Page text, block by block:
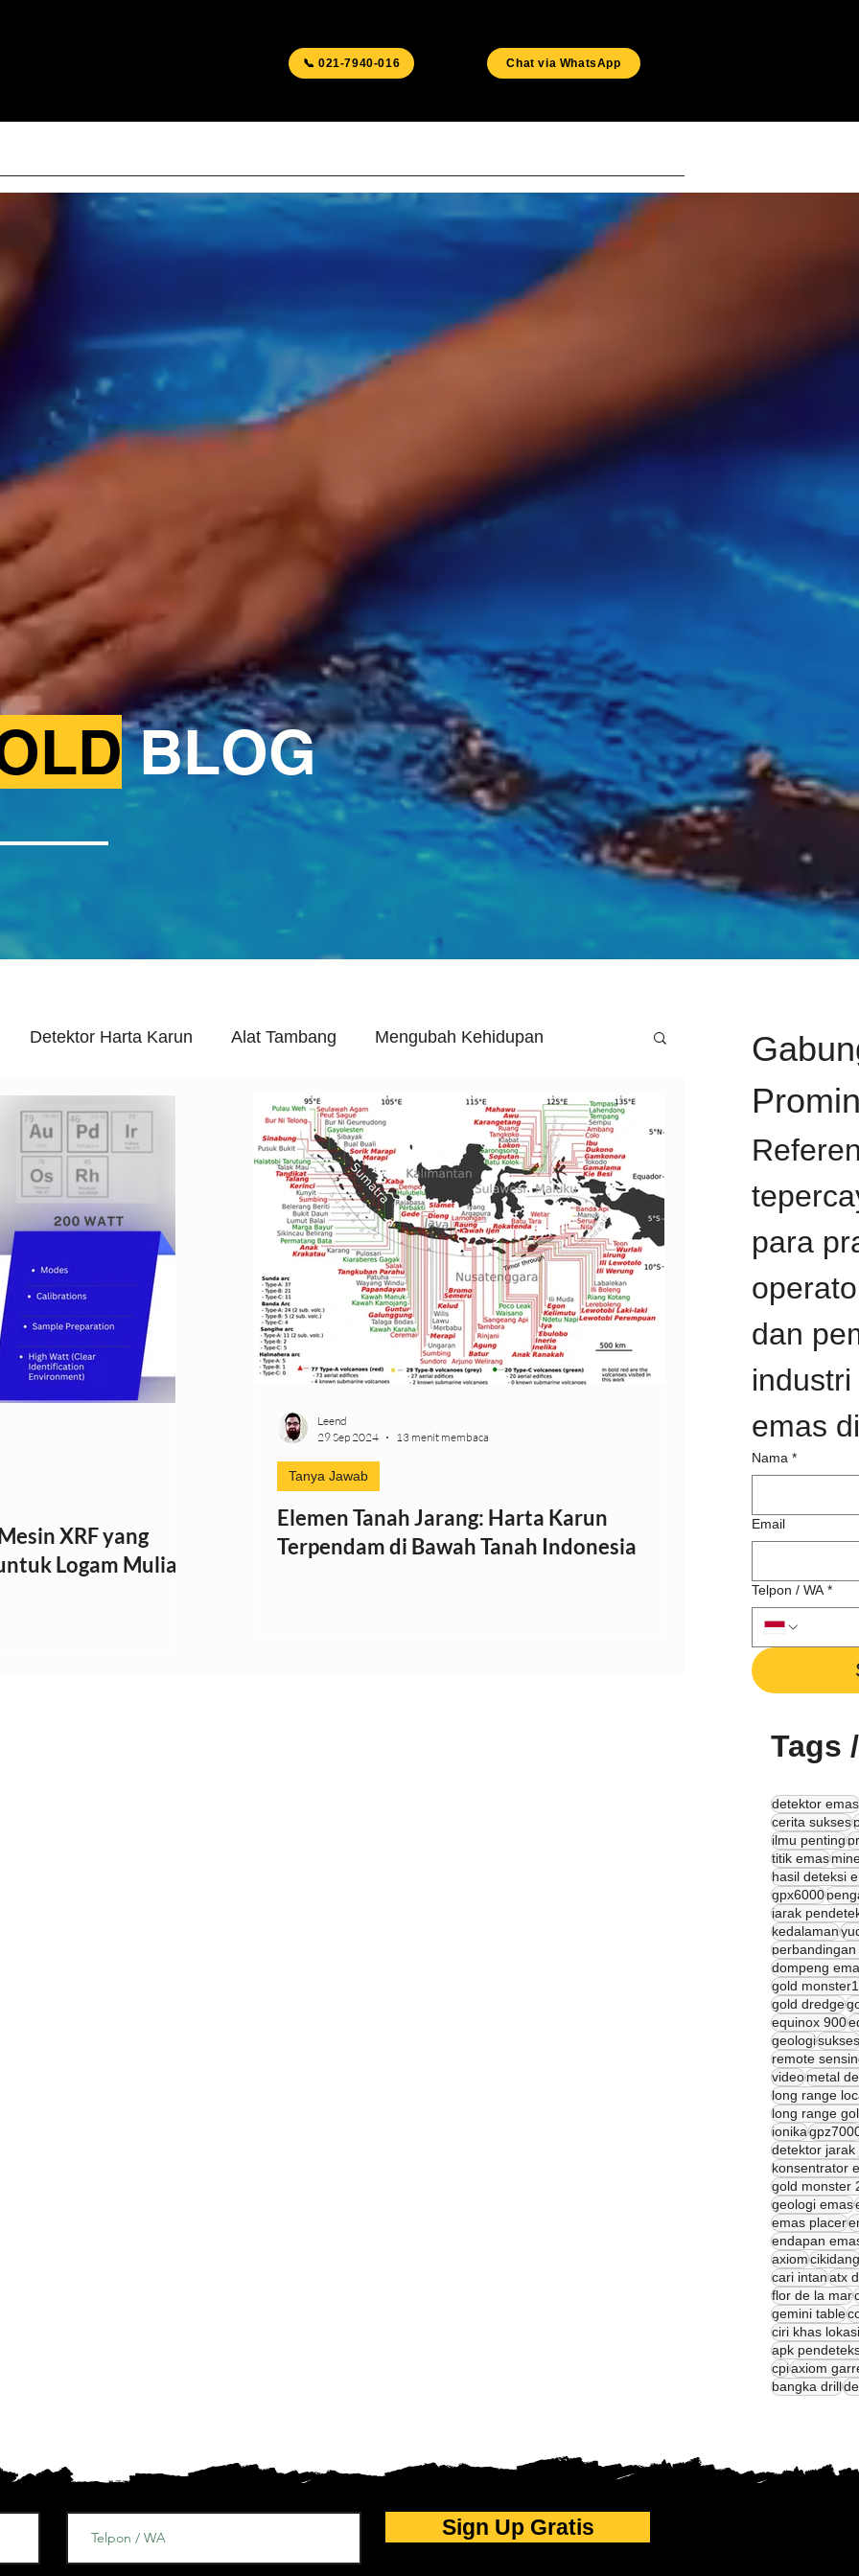
📞 021-7940-016 Chat via WhatsApp
BLOG
Detektor Harta Karun Alat Tambang Mengubah Kehidupan
Post Penting Garrett Nokta
Aksesoris Acara & Latihan Wawancara
Detektor Detektor Logam Definisi Jelas Pilihan Detektor
Tegas / Warning Kegiatan Lapangan Jarak Pendeteksian
XRF yang
Logam Mulia
Elemen Tanah Jarang: Harta Karun
Terpendam di Bawah Tanah Indonesia
Tanya Jawab
Leend
29 Sep 2024
13 menit membaca
para
dan
Nama *
Email
Telpon / WA *
Tags
detektor emas
cerita sukses
ilmu penting
titik emas
hasil deteksi
gpx6000
jarak
kedalaman
dompeng
gold
gold dredge
equinox 900
geologisukses
remote
videometal
long range
long range
ionika
detektor jarak
konsentrator
gold monster
geologi emas
emas placer
endapan
axiomcikidang
cari intanatx
flor de la mar
gemini table
ciri khas
apk
cpiaxiom
bangka drill
Sign Up Gratis